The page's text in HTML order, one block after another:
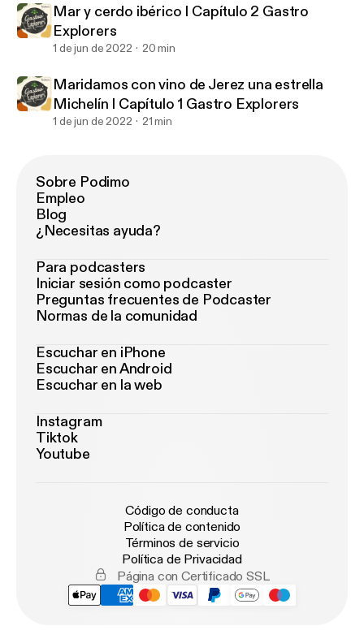
Mar y cerdo ibérico I Capítulo 2 Gastro
Explorers
1 de jun de 2022 20 min
Maridamos con vino de Jerez una estrella
Michelín I Capítulo 1 Gastro Explorers
1 de jun de 2022 21 min
Sobre Podimo
Empleo
Blog
¿Necesitas ayuda?
Para podcasters
Iniciar sesión como podcaster
Preguntas frecuentes de Podcaster
Normas de la comunidad
Escuchar en iPhone
Escuchar en Android
Escuchar en la web
Instagram
Tiktok
Youtube
Código de conducta
Política de contenido
Términos de servicio
Política de Privacidad
Página con Certificado SSL